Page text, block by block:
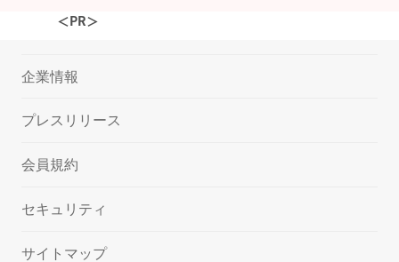
＜PR＞
企業情報
プレスリリース
会員規約
セキュリティ
サイトマップ